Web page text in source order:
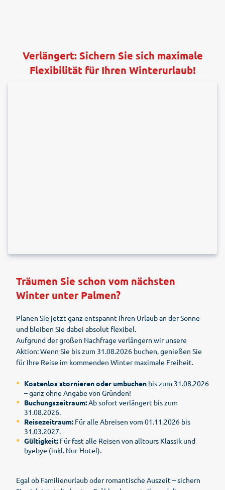
Verlängert: Sichern Sie sich maximale
Flexibilität für Ihren Winterurlaub!
Träumen Sie schon vom nächsten
Winter unter Palmen?
Planen Sie jetzt ganz entspannt Ihren Urlaub an der Sonne
und bleiben Sie dabei absolut flexibel.
Aufgrund der großen Nachfrage verlängern wir unsere
Aktion: Wenn Sie bis zum 31.08.2026 buchen, genießen Sie
für Ihre Reise im kommenden Winter maximale Freiheit.
Kostenlos stornieren oder umbuchen bis zum 31.08.2026
– ganz ohne Angabe von Gründen!
Buchungszeitraum:Ab sofort verlängert bis zum
31.08.2026.
Reisezeitraum: Für alle Abreisen vom 01.11.2026 bis
31.03.2027.
Gültigkeit: Für fast alle Reisen von alltours Klassik und
byebye (inkl. Nur-Hotel).
Egal ob Familienurlaub oder romantische Auszeit – sichern